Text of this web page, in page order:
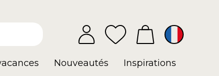
Nouveautés
Inspirations